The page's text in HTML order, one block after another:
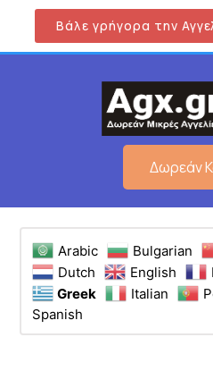
Βάλε γρήγορα την
Δωρεάν
Arabic Bulgarian
Dutch
English
Greek
Italian
Spanish